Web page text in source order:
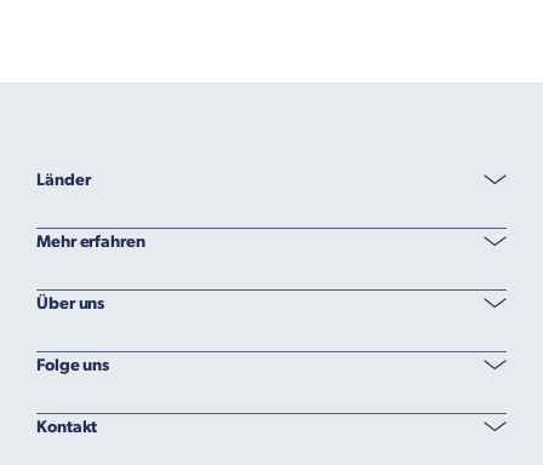
Länder
Mehr erfahren
Über uns
Folge uns
Kontakt